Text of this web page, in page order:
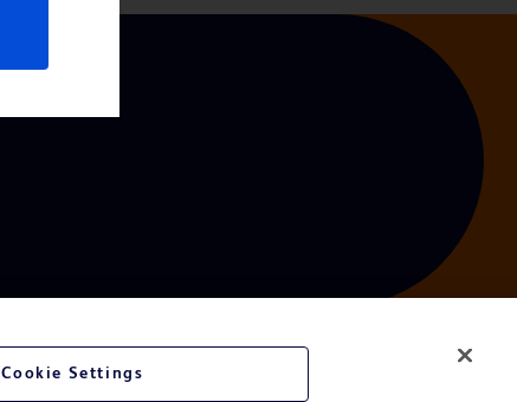
Cookie Settings